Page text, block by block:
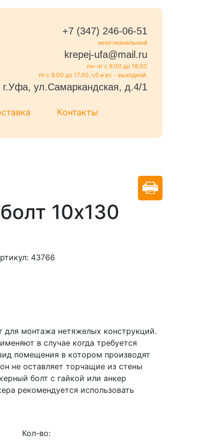
+7 (347) 246-06-51
многоканальный
krepej-ufa@mail.ru
пн-чт с 9.00 до 18.00
пт с 9.00 до 17.00, сб и вс - выходной.
г.Уфа, ул.Самаркандская, д.4/1
Контакты
10х130
43766
для монтажа нетяжелых конструкций.
в случае когда требуется
помещения в котором производят
не оставляет торчащие из стены
болт с гайкой или анкер
рекомендуется использовать
Кол-во: